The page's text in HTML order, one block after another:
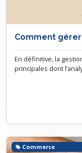
Comment
En définitive, la
principales dont
Commerce